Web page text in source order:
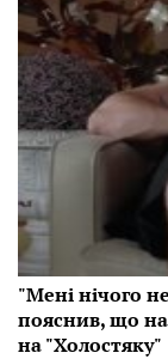
"Мені нічого
пояснив, що
на "Холостяку"